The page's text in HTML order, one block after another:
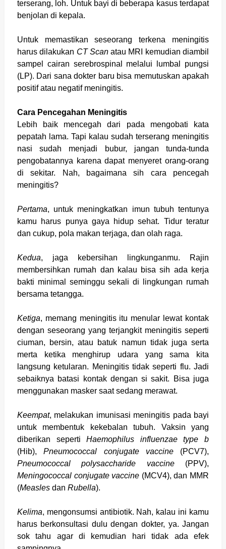
terserang, loh. Untuk bayi di beberapa kasus terdapat
benjolan di kepala.
Untuk memastikan seseorang terkena meningitis
harus dilakukan CT Scanatau MRI kemudian diambil
sampel cairan serebrospinal melalui lumbal pungsi
(LP). Dari sana dokter baru bisa memutuskan apakah
positif atau negatif meningitis.
Cara Pencegahan Meningitis
Lebih baik mencegah dari pada mengobati kata
pepatah lama. Tapi kalau sudah terserang meningitis
nasi sudah menjadi bubur, jangan tunda-tunda
pengobatannya karena dapat menyeret orang-orang
di sekitar. Nah, bagaimana sih cara pencegah
meningitis?
Pertama, untuk meningkatkan imun tubuh tentunya
kamu harus punya gaya hidup sehat. Tidur teratur
dan cukup, pola makan terjaga, dan olah raga.
Kedua, jaga kebersihan lingkunganmu. Rajin
membersihkan rumah dan kalau bisa sih ada kerja
bakti minimal seminggu sekali di lingkungan rumah
bersama tetangga.
Ketiga, memang meningitis itu menular lewat kontak
dengan seseorang yang terjangkit meningitis seperti
ciuman, bersin, atau batuk namun tidak juga serta
merta ketika menghirup udara yang sama kita
langsung ketularan. Meningitis tidak seperti flu. Jadi
sebaiknya batasi kontak dengan si sakit. Bisa juga
menggunakan masker saat sedang merawat.
Keempat, melakukan imunisasi meningitis pada bayi
untuk membentuk kekebalan tubuh. Vaksin yang
diberikan sepertiHaemophilus influenzae type b
(Hib),Pneumococcal conjugate vaccine(PCV7),
Pneumococcal polysaccharide vaccine(PPV),
Meningococcal conjugate vaccine (MCV4), dan MMR
(Measlesdan Rubella).
Kelima, mengonsumsi antibiotik. Nah, kalau ini kamu
harus berkonsultasi dulu dengan dokter, ya. Jangan
sok tahu agar di kemudian hari tidak ada efek